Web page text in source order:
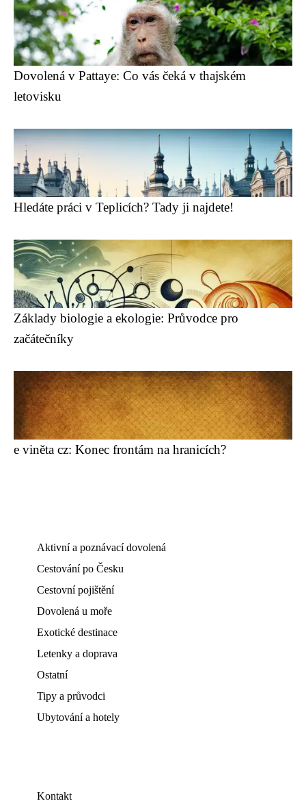
Dovolená v Pattaye: Co vás čeká v thajském
letovisku
Hledáte práci v Teplicích? Tady ji najdete!
Základy biologie a ekologie: Průvodce pro
začátečníky
e viněta cz: Konec frontám na hranicích?
Aktivní a poznávací dovolená
Cestování po Česku
Cestovní pojištění
Dovolená u moře
Exotické destinace
Letenky a doprava
Ostatní
Tipy a průvodci
Ubytování a hotely
Kontakt